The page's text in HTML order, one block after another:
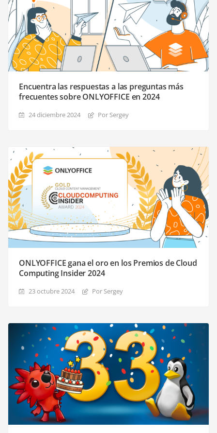
Encuentra las respuestas a las preguntas más
frecuentes sobre ONLYOFFICE en 2024
24 diciembre 2024 Por Sergey
ONLYOFFICE gana el oro en los Premios de Cloud
Computing Insider 2024
23 octubre 2024 Por Sergey